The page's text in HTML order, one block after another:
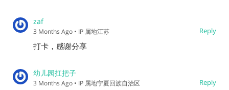
zaf
Reply
3 Months Ago • IP 属地江苏
打卡，感谢分享
幼儿园扛把子
Reply
3 Months Ago • IP 属地宁夏回族自治区